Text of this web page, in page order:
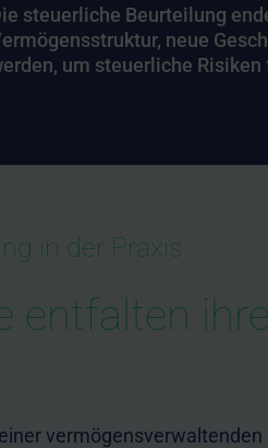
steuerliche Beurteilung
neue
um steuerliche
in der Praxis
entfalten